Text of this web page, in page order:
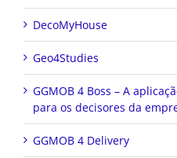
DecoMyHouse
Geo4Studies
GGMOB 4 Boss – A
para os decisores da
GGMOB 4 Delivery